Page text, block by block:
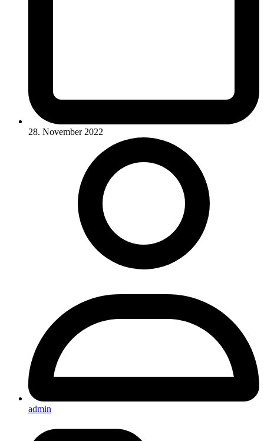
28. November 2022
admin